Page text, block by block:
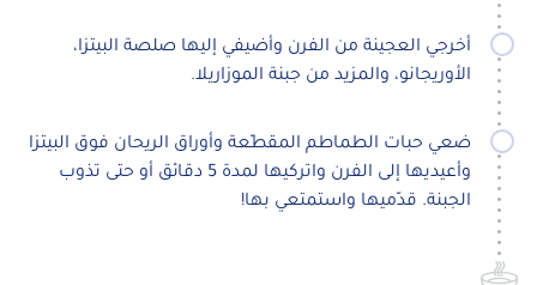
أخرجي العجينة من الفرن وأضيفي إليها صلصة البيتزا،
الأوريجانو، والمزيد من جبنة الموزاريلا.
ضعي حبات الطماطم المقطّعة وأوراق الريحان فوق البيتزا
وأعيديها إلى الفرن واتركيها لمدة 5 دقائق أو حتى تذوب
الجبنة. قدّميها واستمتعي بها!